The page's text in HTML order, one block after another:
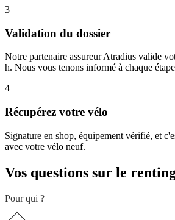
3
Validation du dossier
Notre partenaire assureur Atradius valide
h. Nous vous tenons informé à chaque
4
Récupérez votre vélo
Signature en shop, équipement vérifié, et
avec votre vélo neuf.
Vos questions sur le
Pour qui ?